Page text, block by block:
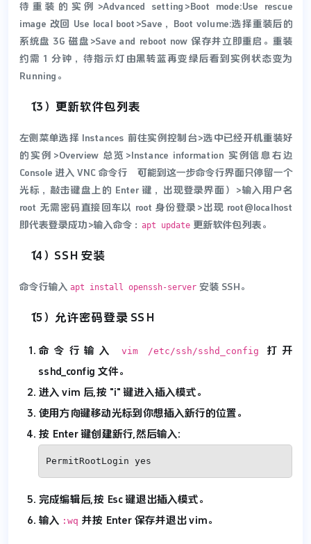
待重装的实例>Advanced setting>Boot mode:Use rescue
image 改回 Use local boot>Save，Boot volume:选择重装后的
系统盘 3G 磁盘>Save and reboot now 保存并立即重启。重装
约需 1 分钟，待指示灯由黑转蓝再变绿后看到实例状态变为
Running。
（13）更新软件包列表
左侧菜单选择 Instances 前往实例控制台>选中已经开机重装好
的实例>Overview 总览>Instance information 实例信息右边
Console 进入 VNC 命令行（可能到这一步命令行界面只停留一个
光标，敲击键盘上的 Enter 键，出现登录界面）>输入用户名
root 无需密码直接回车以 root 身份登录>出现 root@localhost
即代表登录成功>输入命令： apt update 更新软件包列表。
（14）SSH 安装
命令行输入 apt install openssh-server 安装 SSH。
（15）允许密码登录 SSH
命令行输入 vim /etc/ssh/sshd_config
打开
sshd_config 文件。
进入 vim 后,按 "i" 键进入插入模式。
使用方向键移动光标到你想插入新行的位置。
按 Enter 键创建新行,然后输入:
PermitRootLogin yes
完成编辑后,按 Esc 键退出插入模式。
输入 :wq 并按 Enter 保存并退出 vim。